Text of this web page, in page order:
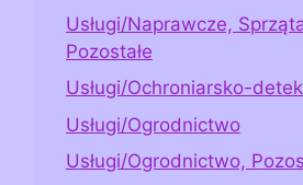
Usługi/Naprawcze,
Pozostałe
Usługi/Ochroniarsko-
Usługi/Ogrodnictwo
Usługi/Ogrodnictwo,